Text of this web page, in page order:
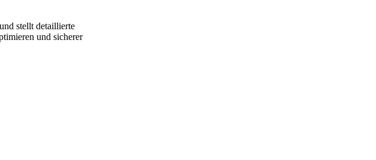
stellt detaillierte
und sicherer